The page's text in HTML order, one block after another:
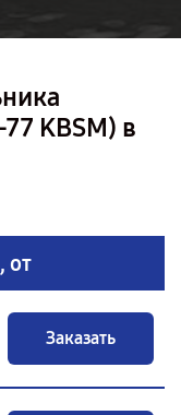
KBSM) в
от
Заказать